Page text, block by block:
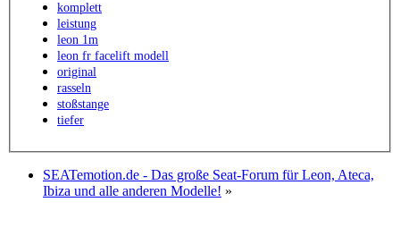
komplett
leistung
leon 1m
leon fr facelift modell
original
rasseln
stoßstange
tiefer
SEATemotion.de - Das große Seat-Forum für Leon, Ateca,
Ibiza und alle anderen Modelle! »